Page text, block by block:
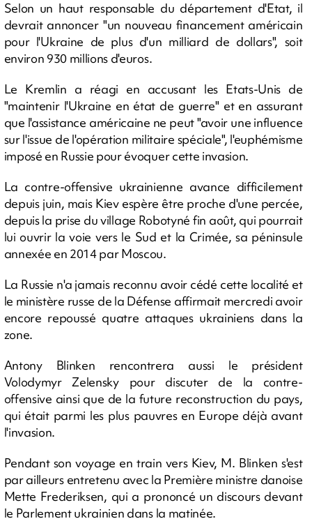
Selon un haut responsable du département d'Etat, il
devrait annoncer "un nouveau financement américain
pour l'Ukraine de plus d'un milliard de dollars", soit
environ 930 millions d'euros.
Le Kremlin a réagi en accusant les Etats-Unis de
"maintenir l'Ukraine en état de guerre" et en assurant
que l'assistance américaine ne peut "avoir une influence
sur l'issue de l'opération militaire spéciale", l'euphémisme
imposé en Russie pour évoquer cette invasion.
La contre-offensive ukrainienne avance difficilement
depuis juin, mais Kiev espère être proche d'une percée,
depuis la prise du village Robotyné fin août, qui pourrait
lui ouvrir la voie vers le Sud et la Crimée, sa péninsule
annexée en 2014 par Moscou.
La Russie n'a jamais reconnu avoir cédé cette localité et
le ministère russe de la Défense affirmait mercredi avoir
encore repoussé quatre attaques ukrainiens dans la
zone.
Antony Blinken rencontrera aussi le président
Volodymyr Zelensky pour discuter de la contre-
offensive ainsi que de la future reconstruction du pays,
qui était parmi les plus pauvres en Europe déjà avant
l'invasion.
Pendant son voyage en train vers Kiev, M. Blinken s'est
par ailleurs entretenu avec la Première ministre danoise
Mette Frederiksen, qui a prononcé un discours devant
le Parlement ukrainien dans la matinée.